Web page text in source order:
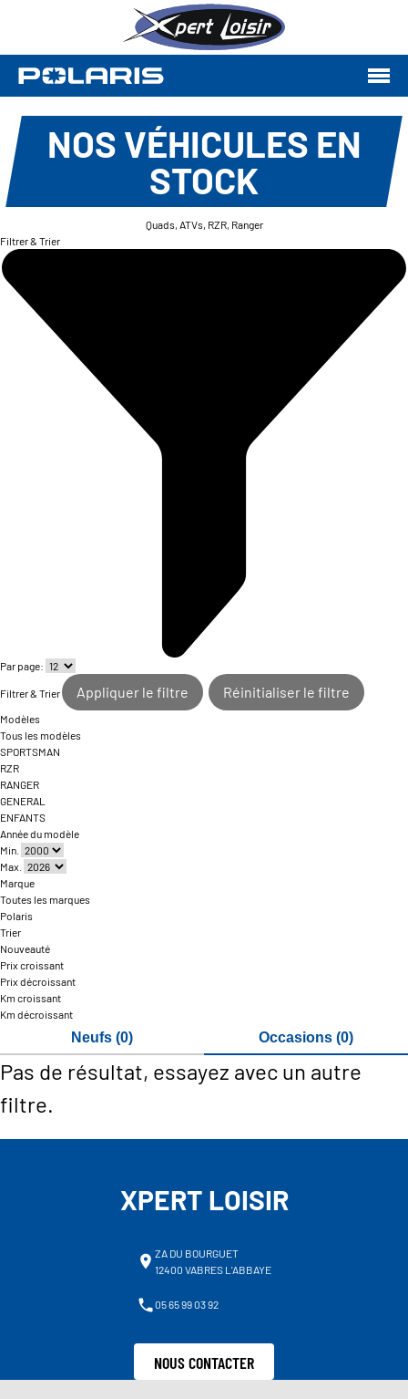
NOS VÉHICULES EN
STOCK
Quads, ATVs, RZR, Ranger
Filtrer & Trier
Par page:
Filtrer & Trier Appliquer le filtre Réinitialiser le filtre
Modèles
Tous les modèles
SPORTSMAN
RZR
RANGER
GENERAL
ENFANTS
Année du modèle
Min.
Max.
Marque
Toutes les marques
Polaris
Trier
Nouveauté
Prix croissant
Prix décroissant
Km croissant
Km décroissant
Neufs (0) Occasions (0)
Pas de résultat, essayez avec un autre
filtre.
XPERT LOISIR
ZA DU BOURGUET
12400 VABRES L'ABBAYE
05 65 99 03 92
NOUS CONTACTER